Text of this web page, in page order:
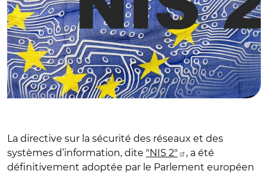
La directive sur la sécurité des réseaux et des
systèmes d’information, dite "NIS 2"
, a été
définitivement adoptée par le Parlement européen